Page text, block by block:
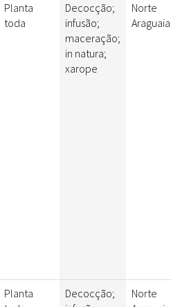
Planta
toda
Decocção;
infusão;
maceração;
in natura;
xarope
Norte
Araguaia
Planta
Decocção;
Norte